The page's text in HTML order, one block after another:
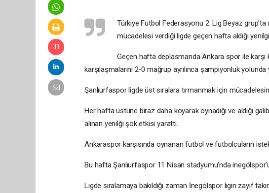
Türkiye Futbol Federasyonu 2. Lig Beyaz
mücadelesi verdiği ligde geçen hafta aldığı
Geçen hafta deplasmanda Ankara spor ile karşı
karşılaşmalarını 2-0 mağrup ayrılınca şampiyonluk
Şanlıurfaspor ligde üst sıralara tırmanmak için
Her hafta üstüne biraz daha koyarak oynadığı ve aldığı
alınan yenilği şok etkisi yarattı.
Ankaraspor karşısında oynanan futbol ve futbolcuların
Bu hafta Şanlıurfaspor 11 Nisan stadyumu'nda
Ligde sıralamaya bakıldığı zaman İnegölspor ligin zayıf